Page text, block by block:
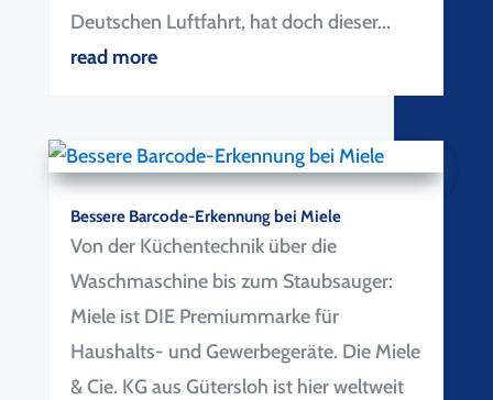
Deutschen Luftfahrt, hat doch dieser...
read more
Bessere Barcode-Erkennung bei Miele
Von der Küchentechnik über die
Waschmaschine bis zum Staubsauger:
Miele ist DIE Premiummarke für
Haushalts- und Gewerbegeräte. Die Miele
& Cie. KG aus Gütersloh ist hier weltweit